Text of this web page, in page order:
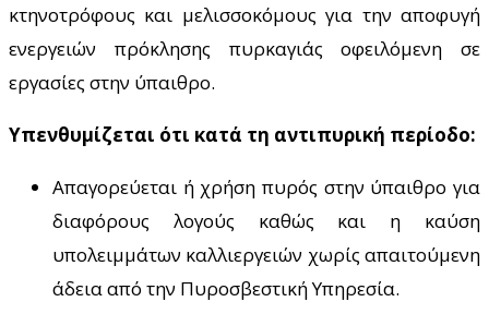
κτηνοτρόφους και μελισσοκόμους για την αποφυγή
ενεργειών πρόκλησης πυρκαγιάς οφειλόμενη σε
εργασίες στην ύπαιθρο.
Υπενθυμίζεται ότι κατά τη αντιπυρική περίοδο:
Απαγορεύεται ή χρήση πυρός στην ύπαιθρο για
διαφόρους λογούς καθώς και η καύση
υπολειμμάτων καλλιεργειών χωρίς απαιτούμενη
άδεια από την Πυροσβεστική Υπηρεσία.